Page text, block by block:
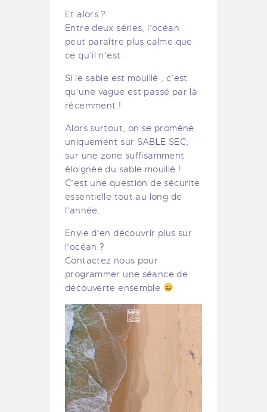
Et alors ?
Entre deux séries, l’océan
peut paraître plus calme que
ce qu’il n’est.
Si le sable est mouillé , c’est
qu’une vague est passé par là
récemment !
Alors surtout, on se promène
uniquement sur SABLE SEC,
sur une zone suffisamment
éloignée du sable mouillé !
C’est une question de sécurité
essentielle tout au long de
l’année.
Envie d’en découvrir plus sur
l’océan ?
Contactez nous pour
programmer une séance de
découverte ensemble